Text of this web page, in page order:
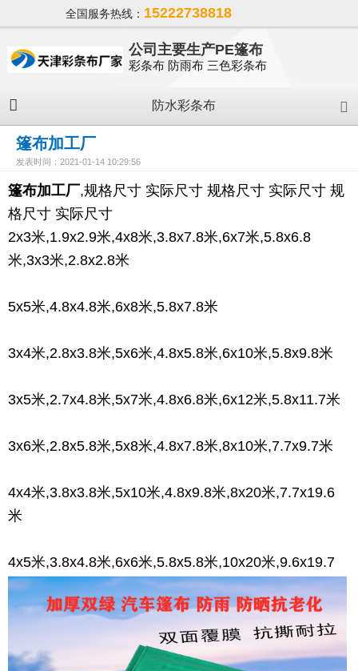
全国服务热线： 15222738818
公司主要生产PE篷布
彩条布 防雨布 三色彩条布
防水彩条布
篷布加工厂
发表时间：2021-01-14 10:29:56
篷布加工厂,规格尺寸 实际尺寸 规格尺寸 实际尺寸 规
格尺寸 实际尺寸
2x3米,1.9x2.9米,4x8米,3.8x7.8米,6x7米,5.8x6.8
米,3x3米,2.8x2.8米
5x5米,4.8x4.8米,6x8米,5.8x7.8米
3x4米,2.8x3.8米,5x6米,4.8x5.8米,6x10米,5.8x9.8米
3x5米,2.7x4.8米,5x7米,4.8x6.8米,6x12米,5.8x11.7米
3x6米,2.8x5.8米,5x8米,4.8x7.8米,8x10米,7.7x9.7米
4x4米,3.8x3.8米,5x10米,4.8x9.8米,8x20米,7.7x19.6
米
4x5米,3.8x4.8米,6x6米,5.8x5.8米,10x20米,9.6x19.7